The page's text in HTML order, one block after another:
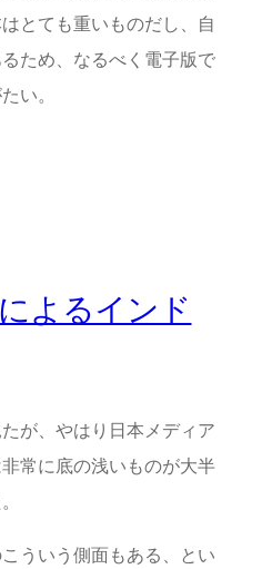
とても重いものだし、自
ため、なるべく電子版で
い。
よるインド
が、やはり日本メディア
常に底の浅いものが大半
ういう側面もある、とい